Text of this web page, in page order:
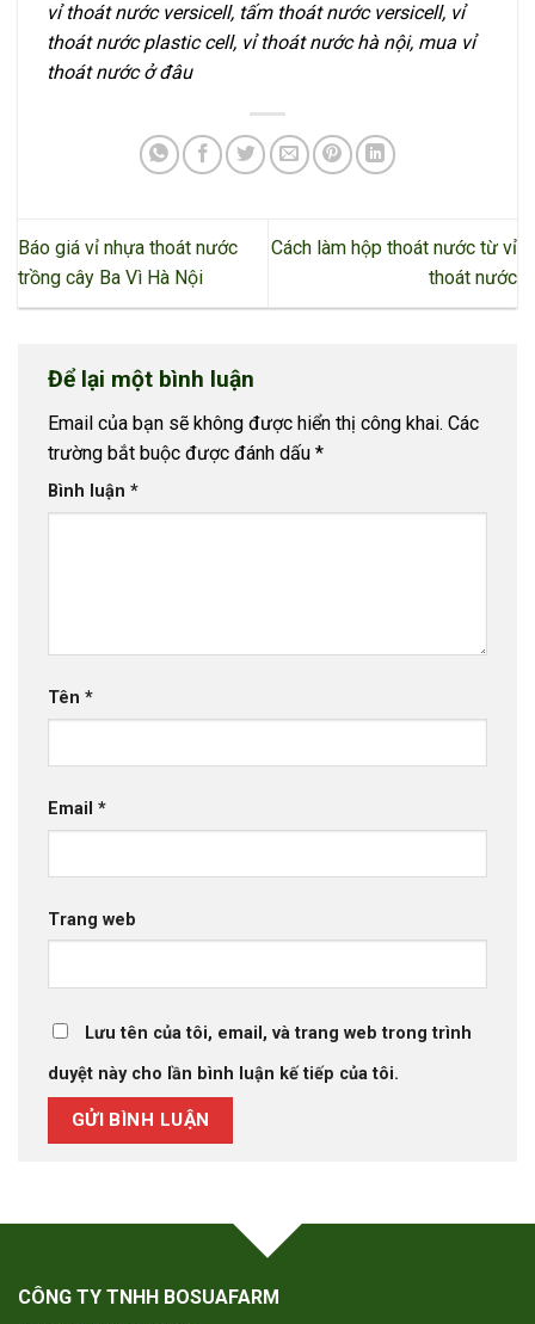
vỉ thoát nước versicell, tấm thoát nước versicell, vỉ
thoát nước plastic cell, vỉ thoát nước hà nội, mua vỉ
thoát nước ở đâu
Báo giá vỉ nhựa thoát nước
trồng cây Ba Vì Hà Nội
Cách làm hộp thoát nước từ vỉ
thoát nước
Để lại một bình luận
Email của bạn sẽ không được hiển thị công khai. Các
trường bắt buộc được đánh dấu *
Bình luận *
Tên *
Email *
Trang web
Lưu tên của tôi, email, và trang web trong trình
duyệt này cho lần bình luận kế tiếp của tôi.
CÔNG TY TNHH BOSUAFARM